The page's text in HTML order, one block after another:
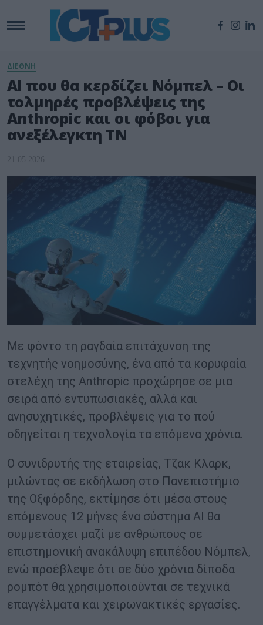
ΔΙΕΘΝΗ
AI που θα κερδίζει Νόμπελ – Οι
τολμηρές προβλέψεις της
Anthropic και οι φόβοι για
ανεξέλεγκτη ΤΝ
21.05.2026
Με φόντο τη ραγδαία επιτάχυνση της
τεχνητής νοημοσύνης, ένα από τα κορυφαία
στελέχη της Anthropic προχώρησε σε μια
σειρά από εντυπωσιακές, αλλά και
ανησυχητικές, προβλέψεις για το πού
οδηγείται η τεχνολογία τα επόμενα χρόνια.
Ο συνιδρυτής της εταιρείας, Τζακ Κλαρκ,
μιλώντας σε εκδήλωση στο Πανεπιστήμιο
της Οξφόρδης, εκτίμησε ότι μέσα στους
επόμενους 12 μήνες ένα σύστημα AI θα
συμμετάσχει μαζί με ανθρώπους σε
επιστημονική ανακάλυψη επιπέδου Νόμπελ,
ενώ προέβλεψε ότι σε δύο χρόνια δίποδα
ρομπότ θα χρησιμοποιούνται σε τεχνικά
επαγγέλματα και χειρωνακτικές εργασίες.